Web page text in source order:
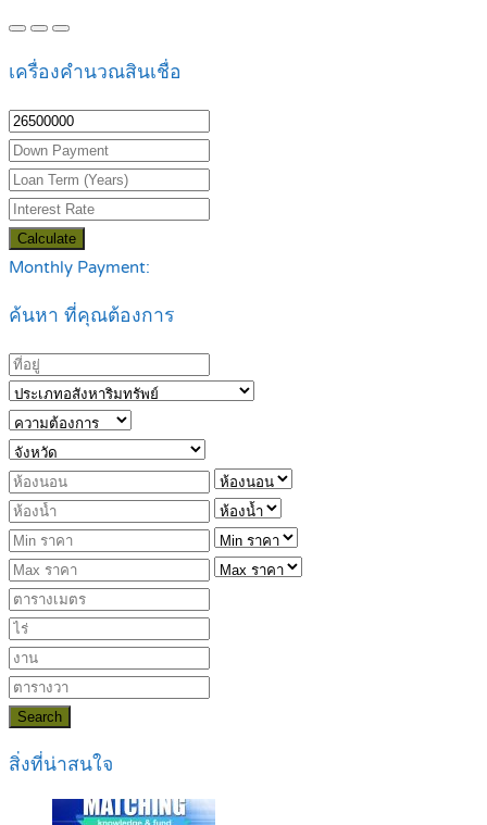
เครื่องคำนวณสินเชื่อ
Calculate
Monthly Payment:
ค้นหา ที่คุณต้องการ
Search
สิ่งที่น่าสนใจ